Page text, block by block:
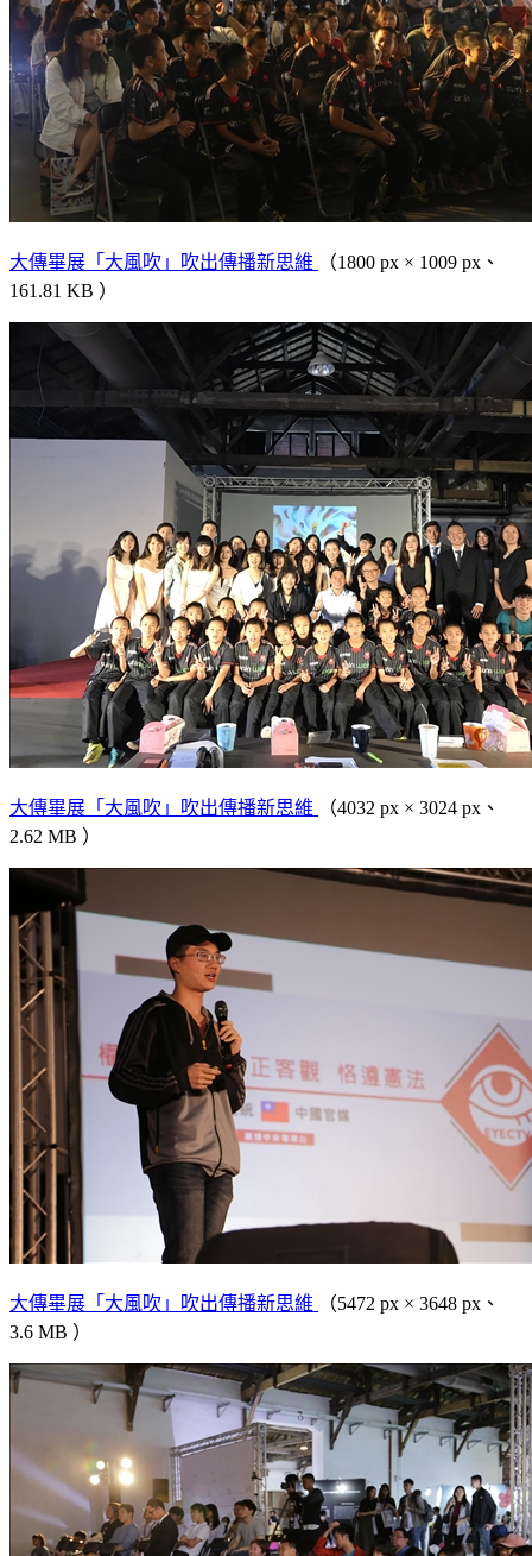
大傳畢展「大風吹」吹出傳播新思維
（1800 px × 1009 px、
161.81 KB ）
大傳畢展「大風吹」吹出傳播新思維
（4032 px × 3024 px、
2.62 MB ）
大傳畢展「大風吹」吹出傳播新思維
（5472 px × 3648 px、
3.6 MB ）